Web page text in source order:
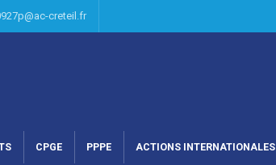
creteil.fr
CPGE PPPE ACTIONS INTERNATIONALES